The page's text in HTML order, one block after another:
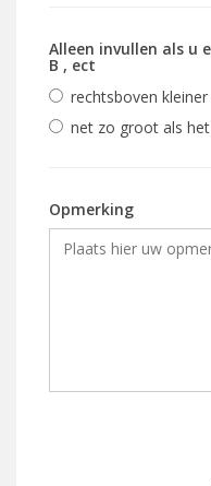
Alleen invullen als u
B , ect
rechtsboven
net zo groot als
Opmerking